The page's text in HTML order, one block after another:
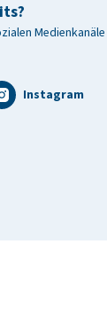
Medienkanäle
Instagram